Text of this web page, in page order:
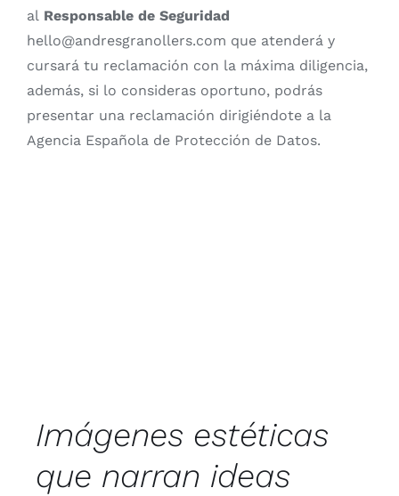
al Responsable de Seguridad
hello@andresgranollers.com que atenderá y
cursará tu reclamación con la máxima diligencia,
además, si lo consideras oportuno, podrás
presentar una reclamación dirigiéndote a la
Agencia Española de Protección de Datos.
Imágenes estéticas
que narran ideas